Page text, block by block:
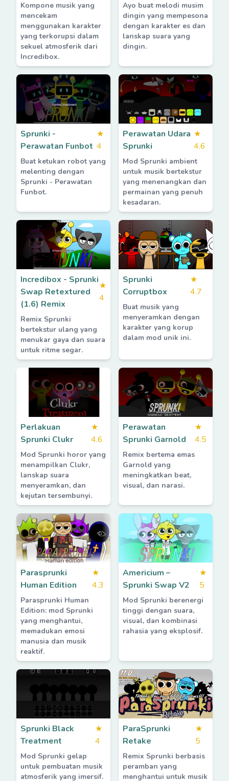
Kompone musik yang
mencekam
menggunakan karakter
yang terkorupsi dalam
sekuel atmosferik dari
Incredibox.
Ayo buat melodi musim
dingin yang mempesona
dengan karakter es dan
lanskap suara yang
dingin.
Sprunki -
Perawatan Funbot
★
4
Buat ketukan robot yang
melenting dengan
Sprunki - Perawatan
Funbot.
Perawatan Udara
Sprunki
★
4.6
Mod Sprunki ambient
untuk musik bertekstur
yang menenangkan dan
permainan yang penuh
kesadaran.
Incredibox - Sprunki
Swap Retextured
(1.6) Remix
★
4
Remix Sprunki
bertekstur ulang yang
menukar gaya dan suara
untuk ritme segar.
Sprunki
Corruptbox
★
4.7
Buat musik yang
menyeramkan dengan
karakter yang korup
dalam mod unik ini.
Perlakuan
Sprunki Clukr
★
4.6
Mod Sprunki horor yang
menampilkan Clukr,
lanskap suara
menyeramkan, dan
kejutan tersembunyi.
Perawatan
Sprunki Garnold
★
4.5
Remix bertema emas
Garnold yang
meningkatkan beat,
visual, dan narasi.
Parasprunki
Human Edition
★
4.3
Parasprunki Human
Edition: mod Sprunki
yang menghantui,
memadukan emosi
manusia dan musik
reaktif.
Americium –
Sprunki Swap V2
★
5
Mod Sprunki berenergi
tinggi dengan suara,
visual, dan kombinasi
rahasia yang eksplosif.
Sprunki Black
Treatment
★
4
Mod Sprunki gelap
untuk pembuatan musik
atmosferik yang imersif.
ParaSprunki
Retake
★
5
Remix Sprunki berbasis
peramban yang
menghantui untuk musik